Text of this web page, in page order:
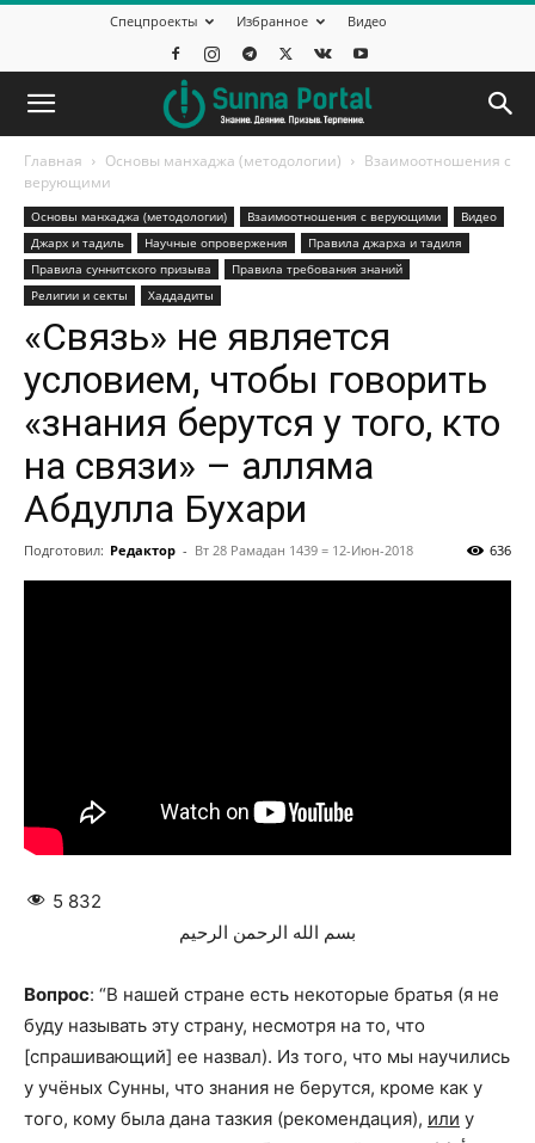
Спецпроекты Избранное Видео
Главная Основы манхаджа (методологии)
Взаимоотношения с
верующими
Основы манхаджа (методологии) Взаимоотношения с верующими
Видео
Джарх и тадиль
Научные опровержения
Правила джарха и тадиля
Правила суннитского призыва
Правила требования знаний
Религии и секты
Хаддадиты
«Связь» не является
условием, чтобы говорить
«знания берутся у того, кто
на связи» – алляма
Абдулла Бухари
Подготовил: Редактор - Вт 28 Рамадан 1439 = 12-Июн-2018 636
5 832
بسم الله الرحمن الرحيم
Вопрос: “В нашей стране есть некоторые братья (я не
буду называть эту страну, несмотря на то, что
[спрашивающий] ее назвал). Из того, что мы научились
у учёных Сунны, что знания не берутся, кроме как у
того, кому была дана тазкия (рекомендация), или у